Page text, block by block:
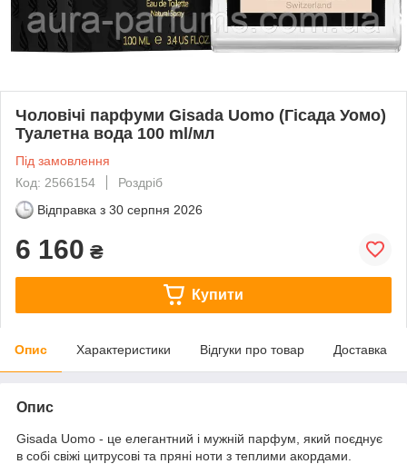
Чоловічі парфуми Gisada Uomo (Гісада Уомо)
Туалетна вода 100 ml/мл
Під замовлення
Код: 2566154
Роздріб
Відправка з 30 серпня 2026
6 160 ₴
Купити
Опис Характеристики Відгуки про товар Доставка
Опис
Gisada Uomo - це елегантний і мужній парфум, який поєднує
в собі свіжі цитрусові та пряні ноти з теплими акордами.